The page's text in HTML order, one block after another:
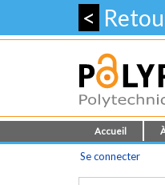
<
Accueil
Se connecter